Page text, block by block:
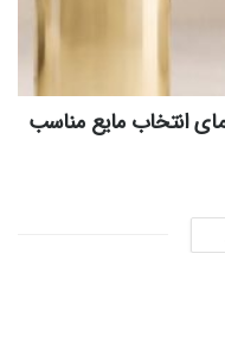
انتخاب مایع مناسب